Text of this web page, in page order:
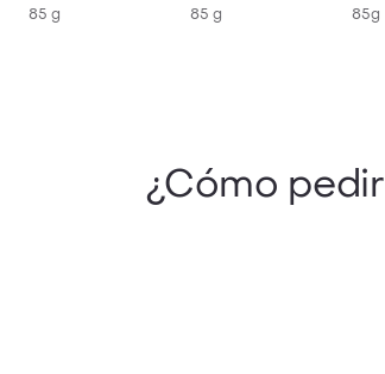
85 g
85 g
85 Gr
85 g
85g
¿Cómo pedir